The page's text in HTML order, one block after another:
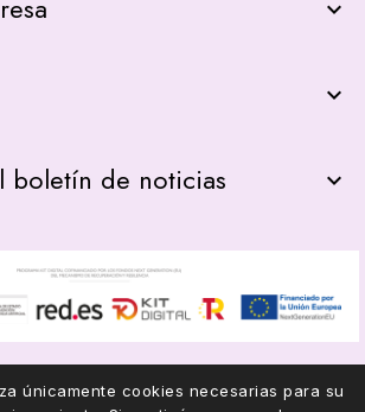
únicamente cookies necesarias para su


boletín de noticias 